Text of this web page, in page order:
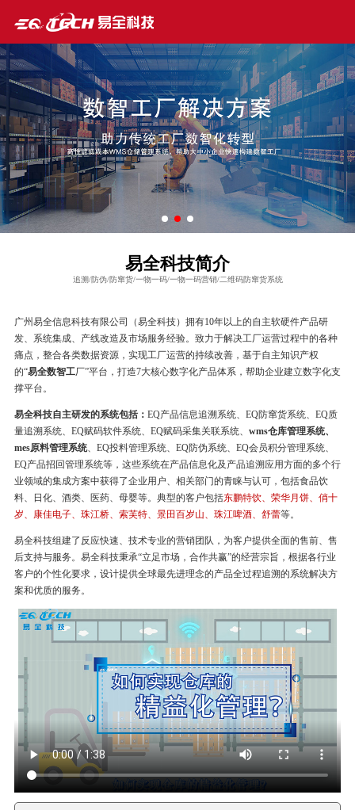
易全科技简介
追溯/防伪/防窜货/一物一码/一物一码营销/二维码防窜货系统
广州易全信息科技有限公司（易全科技）拥有10年以上的自主软硬件产品研
发、系统集成、产线改造及市场服务经验。致力于解决工厂运营过程中的各种
痛点，整合各类数据资源，实现工厂运营的持续改善，基于自主知识产权
的“易全数智工厂”平台，打造7大核心数字化产品体系，帮助企业建立数字化支
撑平台。
易全科技自主研发的系统包括： EQ产品信息追溯系统、EQ防窜货系统、EQ质
量追溯系统、EQ赋码软件系统、EQ赋码采集关联系统、 wms仓库管理系统、
mes原料管理系统、EQ投料管理系统、EQ防伪系统、EQ会员积分管理系统、
EQ产品招回管理系统等，这些系统在产品信息化及产品追溯应用方面的多个行
业领域的集成方案中获得了企业用户、相关部门的青睐与认可，包括食品饮
料、日化、酒类、医药、母婴等。典型的客户包括东鹏特饮、荣华月饼、俏十
岁、康佳电子、珠江桥、索芙特、景田百岁山、珠江啤酒、舒蕾等。
易全科技组建了反应快速、技术专业的营销团队，为客户提供全面的售前、售
后支持与服务。易全科技秉承“立足市场，合作共赢”的经营宗旨，根据各行业
客户的个性化要求，设计提供全球最先进理念的产品全过程追溯的系统解决方
案和优质的服务。